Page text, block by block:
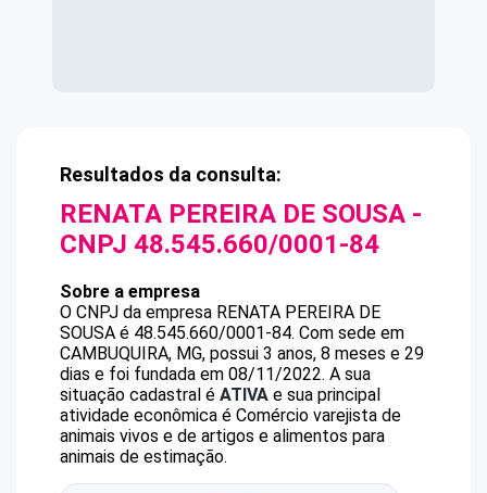
Resultados da consulta:
RENATA PEREIRA DE SOUSA -
CNPJ 48.545.660/0001-84
Sobre a empresa
O CNPJ da empresa RENATA PEREIRA DE
SOUSA é 48.545.660/0001-84. Com sede em
CAMBUQUIRA, MG, possui 3 anos, 8 meses e 29
dias e foi fundada em 08/11/2022. A sua
situação cadastral é ATIVA e sua principal
atividade econômica é Comércio varejista de
animais vivos e de artigos e alimentos para
animais de estimação.